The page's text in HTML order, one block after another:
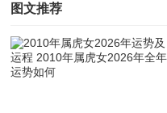
那印星化杀即为权柄。聪明
索出一套属于自己的高效心
想取得长足进步，还需密切
图文推荐